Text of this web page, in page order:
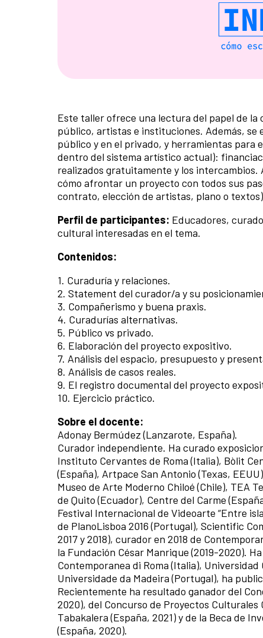
Este taller ofrece una lectura del papel de la
público, artistas e instituciones. Además, se
público y en el privado, y herramientas para
dentro del sistema artístico actual):
realizados gratuitamente y los intercambios.
cómo afrontar un proyecto con todos sus
contrato, elección de artistas, plano o
Perfil de participantes: Educadores,
cultural interesadas en el tema.
Contenidos:
1. Curaduría y relaciones.
2. Statement del curador/a y su
3. Compañerismo y buena praxis.
4. Curadurías alternativas.
5. Público vs privado.
6. Elaboración del proyecto expositivo.
7. Análisis del espacio, presupuesto y
8. Análisis de casos reales.
9. El registro documental del proyecto
10. Ejercicio práctico.
Sobre el docente:
Adonay Bermúdez (Lanzarote, España).
Curador independiente. Ha curado
Instituto Cervantes de Roma (Italia), Bòlit
(España), Artpace San Antonio (Texas,
Museo de Arte Moderno Chiloé (Chile), TEA
de Quito (Ecuador), Centre del Carme
Festival Internacional de Videoarte “Entre
de PlanoLisboa 2016 (Portugal), Scientific
2017 y 2018), curador en 2018 de
la Fundación César Manrique (2019-2020).
Contemporanea di Roma (Italia),
Universidade da Madeira (Portugal), ha
Recientemente ha resultado ganador del
2020), del Concurso de Proyectos
Tabakalera (España, 2021) y de la Beca de
(España, 2020).